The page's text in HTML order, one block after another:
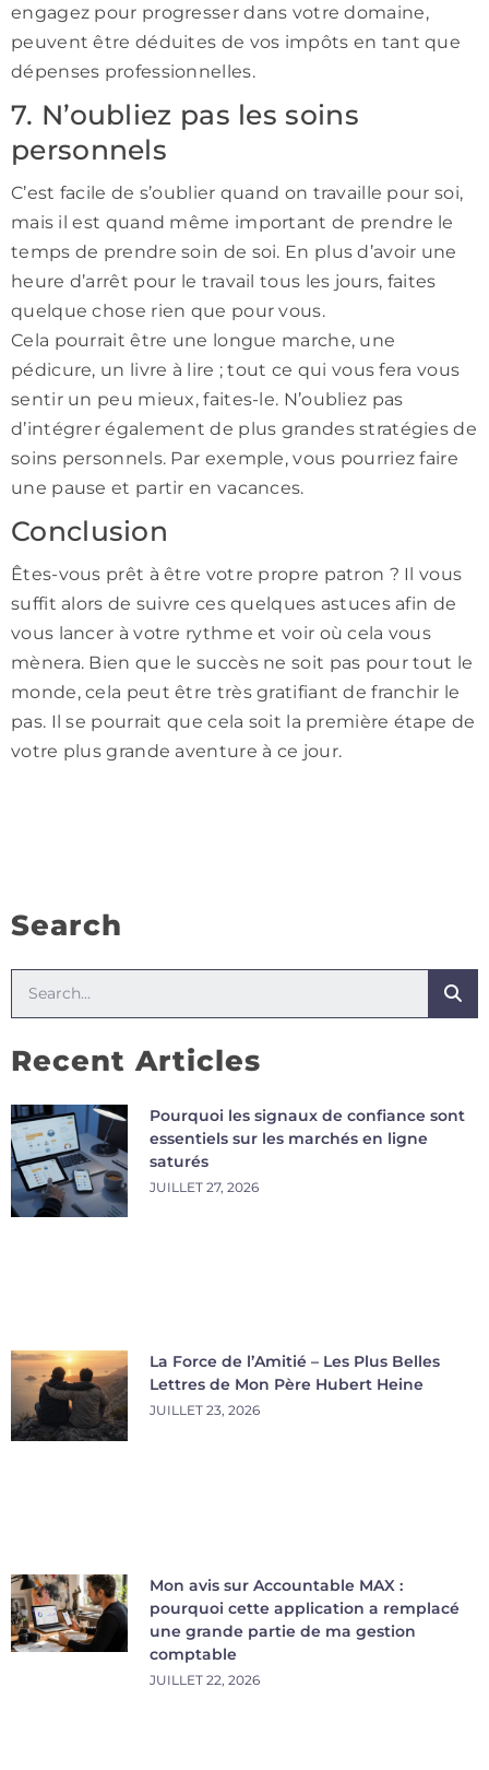
engagez pour progresser dans votre domaine,
peuvent être déduites de vos impôts en tant que
dépenses professionnelles.
7. N’oubliez pas les soins
personnels
C’est facile de s’oublier quand on travaille pour soi,
mais il est quand même important de prendre le
temps de prendre soin de soi. En plus d’avoir une
heure d’arrêt pour le travail tous les jours, faites
quelque chose rien que pour vous.
Cela pourrait être une longue marche, une
pédicure, un livre à lire ; tout ce qui vous fera vous
sentir un peu mieux, faites-le. N’oubliez pas
d’intégrer également de plus grandes stratégies de
soins personnels. Par exemple, vous pourriez faire
une pause et partir en vacances.
Conclusion
Êtes-vous prêt à être votre propre patron ? Il vous
suffit alors de suivre ces quelques astuces afin de
vous lancer à votre rythme et voir où cela vous
mènera. Bien que le succès ne soit pas pour tout le
monde, cela peut être très gratifiant de franchir le
pas. Il se pourrait que cela soit la première étape de
votre plus grande aventure à ce jour.
Search
Recent Articles
Pourquoi les signaux de confiance sont
essentiels sur les marchés en ligne
saturés
JUILLET 27, 2026
La Force de l’Amitié – Les Plus Belles
Lettres de Mon Père Hubert Heine
JUILLET 23, 2026
Mon avis sur Accountable MAX :
pourquoi cette application a remplacé
une grande partie de ma gestion
comptable
JUILLET 22, 2026